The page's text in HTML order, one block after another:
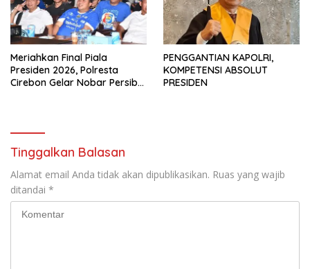
Meriahkan Final Piala
Presiden 2026, Polresta
Cirebon Gelar Nobar Persib
PENGGANTIAN KAPOLRI,
KOMPETENSI ABSOLUT
PRESIDEN
Tinggalkan Balasan
Alamat email Anda tidak akan dipublikasikan. Ruas yang wajib
ditandai *